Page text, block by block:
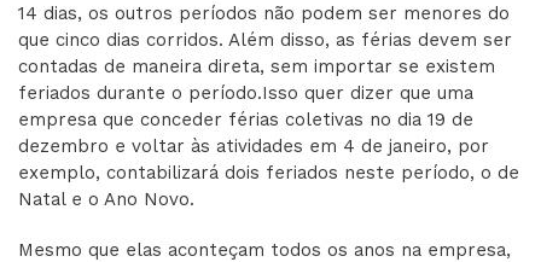
14 dias, os outros períodos não podem ser menores do
que cinco dias corridos. Além disso, as férias devem ser
contadas de maneira direta, sem importar se existem
feriados durante o período.Isso quer dizer que uma
empresa que conceder férias coletivas no dia 19 de
dezembro e voltar às atividades em 4 de janeiro, por
exemplo, contabilizará dois feriados neste período, o de
Natal e o Ano Novo.
Mesmo que elas aconteçam todos os anos na empresa,